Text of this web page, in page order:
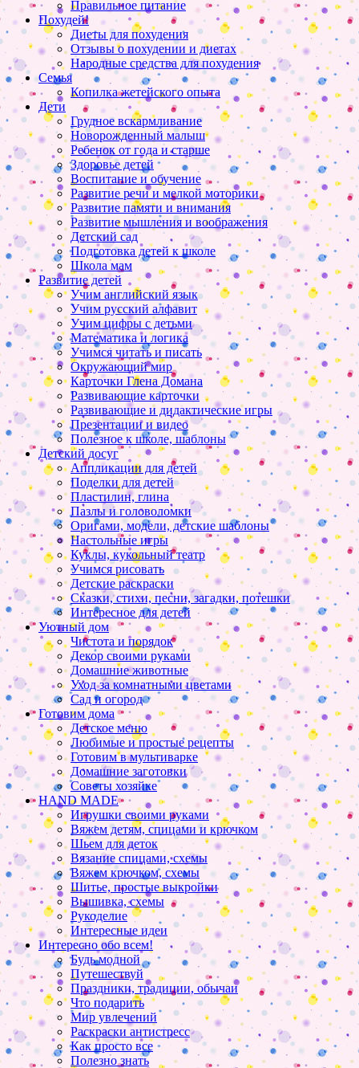
Правильное питание
Похудей!
Диеты для похудения
Отзывы о похудении и диетах
Народные средства для похудения
Семья
Копилка жетейского опыта
Дети
Грудное вскармливание
Новорожденный малыш
Ребенок от года и старше
Здоровье детей
Воспитание и обучение
Развитие речи и мелкой моторики
Развитие памяти и внимания
Развитие мышления и воображения
Детский сад
Подготовка детей к школе
Школа мам
Развитие детей
Учим английский язык
Учим русский алфавит
Учим цифры с детьми
Математика и логика
Учимся читать и писать
Окружающий мир
Карточки Глена Домана
Развивающие карточки
Развивающие и дидактические игры
Презентации и видео
Полезное к школе, шаблоны
Детский досуг
Аппликации для детей
Поделки для детей
Пластилин, глина
Пазлы и головоломки
Оригами, модели, детские шаблоны
Настольные игры
Куклы, кукольный театр
Учимся рисовать
Детские раскраски
Сказки, стихи, песни, загадки, потешки
Интересное для детей
Уютный дом
Чистота и порядок
Декор своими руками
Домашние животные
Уход за комнатными цветами
Сад и огород
Готовим дома
Детское меню
Любимые и простые рецепты
Готовим в мультиварке
Домашние заготовки
Советы хозяйке
HAND MADE
Игрушки своими руками
Вяжем детям, спицами и крючком
Шьем для деток
Вязание спицами, схемы
Вяжем крючком, схемы
Шитье, простые выкройки
Вышивка, схемы
Рукоделие
Интересные идеи
Интересно обо всем!
Будь модной
Путешествуй
Праздники, традиции, обычаи
Что подарить
Мир увлечений
Раскраски антистресс
Как просто все
Полезно знать